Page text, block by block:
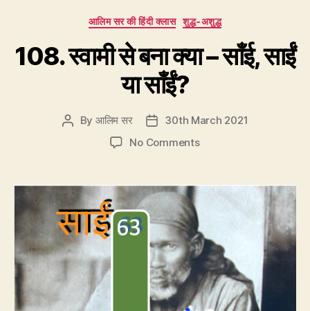
Categories
आलिम सर की हिंदी क्लास शुद्ध-अशुद्ध
108. स्वामी से बना क्या – साँई, साईं
या साँईं?
Post
By आलिम सर
Post
date
30th March 2021
No Commentson
से
क्या
–
साँई,
साईं
या
साँईं?